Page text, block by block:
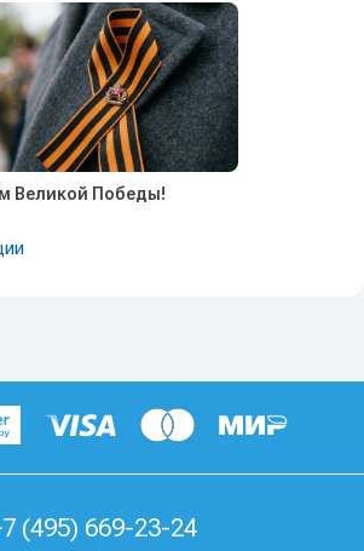
Великой Победы!
(495) 669-23-24